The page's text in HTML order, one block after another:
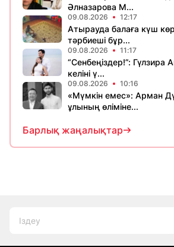
Әлназарова М...
09.08.2026 12:17
Атырауда балаға күш
тәрбиеші бұр...
09.08.2026 11:17
“Сенбеңіздер!”: Гүлзира
келіні ү...
09.08.2026 10:16
«Мүмкін емес»: Арман
ұлының өліміне...
Барлық жаңалықтар